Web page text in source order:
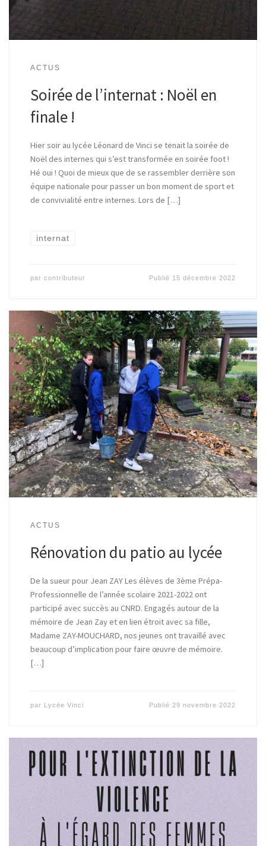
ACTUS
Soirée de l’internat : Noël en
finale !
Hier soir au lycée Léonard de Vinci se tenait la soirée de
Noël des internes qui s’est transformée en soirée foot !
Hé oui ! Quoi de mieux que de se rassembler derrière son
équipe nationale pour passer un bon moment de sport et
de convivialité entre internes. Lors de […]
internat
par contributeur Publié 15 décembre 2022
ACTUS
Rénovation du patio au lycée
De la sueur pour Jean ZAY Les élèves de 3ème Prépa-
Professionnelle de l’année scolaire 2021-2022 ont
participé avec succès au CNRD. Engagés autour de la
mémoire de Jean Zay et en lien étroit avec sa fille,
Madame ZAY-MOUCHARD, nos jeunes ont travaillé avec
beaucoup d’implication pour faire œuvre de mémoire.
[…]
par Lycée Vinci Publié 29 novembre 2022